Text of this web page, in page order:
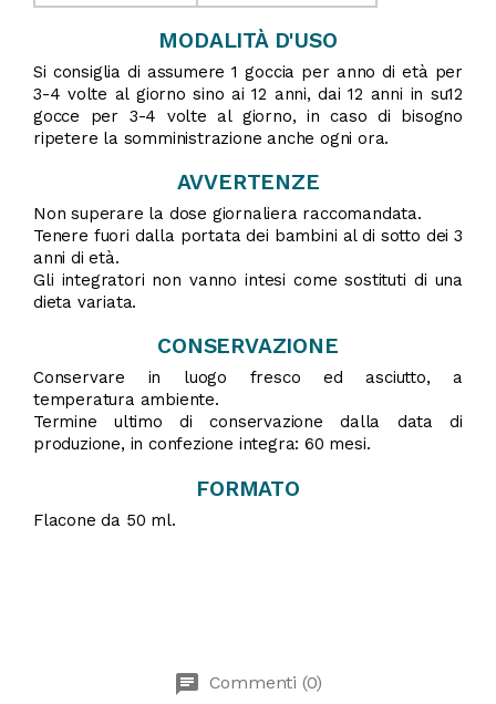
MODALITÀ D'USO
Si consiglia di assumere 1 goccia per anno di età per
3-4 volte al giorno sino ai 12 anni, dai 12 anni in su12
gocce per 3-4 volte al giorno, in caso di bisogno
ripetere la somministrazione anche ogni ora.
AVVERTENZE
Non superare la dose giornaliera raccomandata.
Tenere fuori dalla portata dei bambini al di sotto dei 3
anni di età.
Gli integratori non vanno intesi come sostituti di una
dieta variata.
CONSERVAZIONE
Conservare in luogo fresco ed asciutto, a
temperatura ambiente.
Termine ultimo di conservazione dalla data di
produzione, in confezione integra: 60 mesi.
FORMATO
Flacone da 50 ml.
chat Commenti (0)